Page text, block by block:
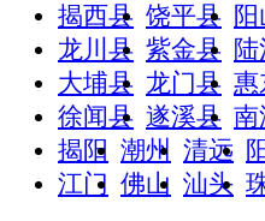
揭西县 饶平县
龙川县 紫金县
大埔县 龙门县 惠
徐闻县 遂溪县 南
揭阳 潮州 清远
江门 佛山 汕头